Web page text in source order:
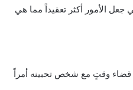
الأمور أكثر تعقيداً مما هي
قضاء وقتٍ مع شخص تحبينه أمراً